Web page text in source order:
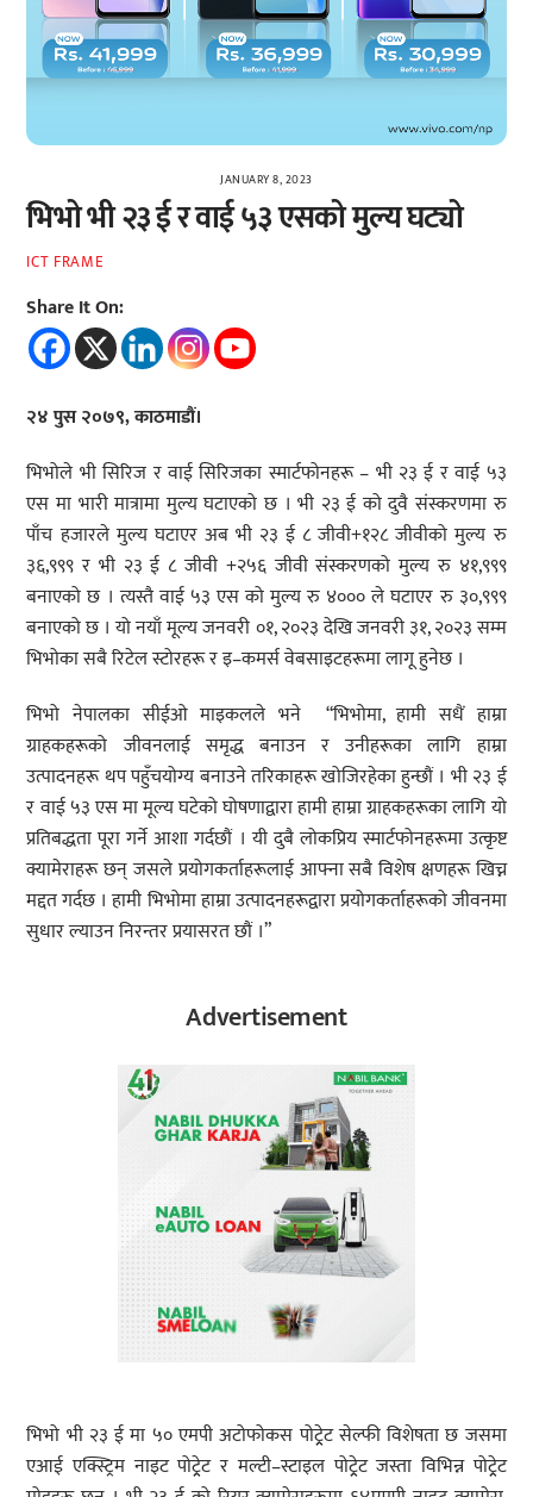
JANUARY 8, 2023
भिभो भी २३ ई र वाई ५३ एसको मुल्य घट्यो
ICT FRAME
Share It On:
२४ पुस २०७९, काठमाडौं।
भिभोले भी सिरिज र वाई सिरिजका स्मार्टफोनहरू – भी २३ ई र वाई ५३
एस मा भारी मात्रामा मुल्य घटाएको छ । भी २३ ई को दुवै संस्करणमा रु
पाँच हजारले मुल्य घटाएर अब भी २३ ई ८ जीवी+१२८ जीवीको मुल्य रु
३६,९९९ र भी २३ ई ८ जीवी +२५६ जीवी संस्करणको मुल्य रु ४१,९९९
बनाएको छ । त्यस्तै वाई ५३ एस को मुल्य रु ४००० ले घटाएर रु ३०,९९९
बनाएको छ । यो नयाँ मूल्य जनवरी ०१, २०२३ देखि जनवरी ३१, २०२३ सम्म
भिभोका सबै रिटेल स्टोरहरू र इ–कमर्स वेबसाइटहरूमा लागू हुनेछ ।
भिभो नेपालका सीईओ माइकलले भने “भिभोमा, हामी सधैं हाम्रा
ग्राहकहरूको जीवनलाई समृद्ध बनाउन र उनीहरूका लागि हाम्रा
उत्पादनहरू थप पहुँचयोग्य बनाउने तरिकाहरू खोजिरहेका हुन्छौं । भी २३ ई
र वाई ५३ एस मा मूल्य घटेको घोषणाद्वारा हामी हाम्रा ग्राहकहरूका लागि यो
प्रतिबद्धता पूरा गर्ने आशा गर्दछौं । यी दुबै लोकप्रिय स्मार्टफोनहरूमा उत्कृष्ट
क्यामेराहरू छन् जसले प्रयोगकर्ताहरूलाई आफ्ना सबै विशेष क्षणहरू खिच्न
मद्दत गर्दछ । हामी भिभोमा हाम्रा उत्पादनहरूद्वारा प्रयोगकर्ताहरूको जीवनमा
सुधार ल्याउन निरन्तर प्रयासरत छौं ।”
Advertisement
भिभो भी २३ ई मा ५० एमपी अटोफोकस पोट्र्रेट सेल्फी विशेषता छ जसमा
एआई एक्स्ट्रिम नाइट पोट्र्रेट र मल्टी–स्टाइल पोट्र्रेट जस्ता विभिन्न पोट्र्रेट